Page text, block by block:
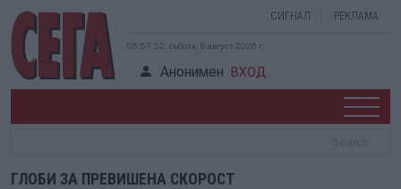
СИГНАЛ РЕКЛАМА
05:57:52, събота, 8 август 2026 г.
Анонимен ВХОД
ГЛОБИ ЗА ПРЕВИШЕНА СКОРОСТ